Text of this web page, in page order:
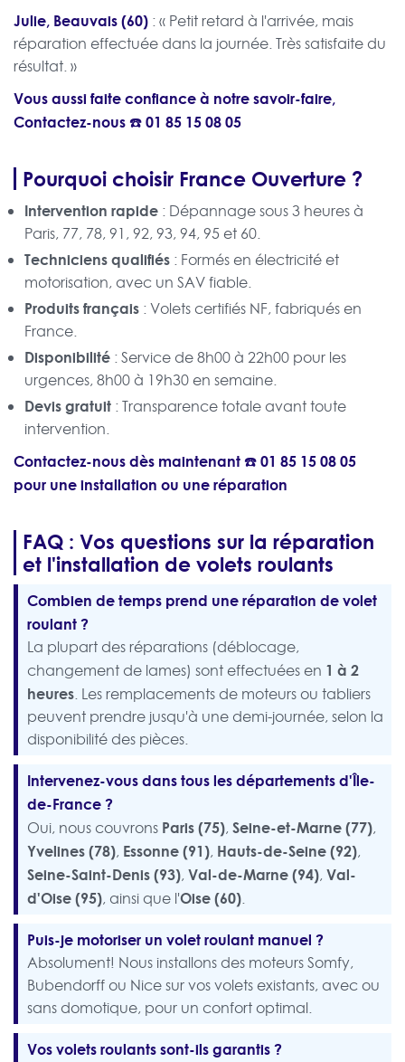
Julie, Beauvais (60) : « Petit retard à l'arrivée, mais
réparation effectuée dans la journée. Très satisfaite du
résultat. »
Vous aussi faite confiance à notre savoir-faire,
Contactez-nous ☎️01 85 15 08 05
Pourquoi choisir France Ouverture ?
Intervention rapide : Dépannage sous 3 heures à
Paris, 77, 78, 91, 92, 93, 94, 95 et 60.
Techniciens qualifiés : Formés en électricité et
motorisation, avec un SAV fiable.
Produits français : Volets certifiés NF, fabriqués en
France.
Disponibilité : Service de 8h00 à 22h00 pour les
urgences, 8h00 à 19h30 en semaine.
Devis gratuit : Transparence totale avant toute
intervention.
Contactez-nous dès maintenant ☎️01 85 15 08 05
pour une installation ou une réparation
FAQ : Vos questions sur la réparation
et l'installation de volets roulants
Combien de temps prend une réparation de volet
roulant ?
La plupart des réparations (déblocage,
changement de lames) sont effectuées en 1 à 2
heures. Les remplacements de moteurs ou tabliers
peuvent prendre jusqu'à une demi-journée, selon la
disponibilité des pièces.
Intervenez-vous dans tous les départements d'Île-
de-France ?
Oui, nous couvrons Paris (75), Seine-et-Marne (77),
Yvelines (78), Essonne (91), Hauts-de-Seine (92),
Seine-Saint-Denis (93), Val-de-Marne (94), Val-
d'Oise (95), ainsi que l'Oise (60).
Puis-je motoriser un volet roulant manuel ?
Absolument! Nous installons des moteurs Somfy,
Bubendorff ou Nice sur vos volets existants, avec ou
sans domotique, pour un confort optimal.
Vos volets roulants sont-ils garantis ?